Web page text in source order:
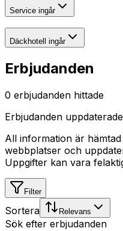
Service ingår
Däckhotell ingår
Erbjudanden
0 erbjudanden hittade
Erbjudanden
All information är
webbplatser och
Uppgifter kan vara
Filter
Sortera Relevans
Sök efter erbjudanden